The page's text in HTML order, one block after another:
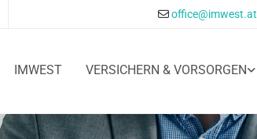
 office@imwest.at
IMWEST VERSICHERN & VORSORGEN